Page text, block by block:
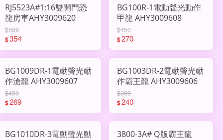
RJ5523A#1:16雙開門恐
龍房車AHY3009620
$599
$354
BG100R-1電動聲光動作
甲龍 AHY3009608
$450
$270
BG1009DR-1電動聲光動
作滄龍 AHY3009607
$450
$269
BG1003DR-2電動聲光動
作霸王龍 AHY3009606
$399
$240
BG1010DR-3電動聲光動
3800-3A# Q版霸王龍